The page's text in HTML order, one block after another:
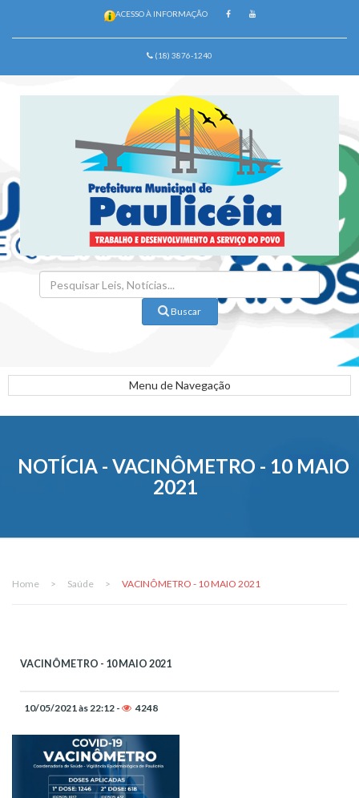
ACESSO À INFORMAÇÃO
(18) 3876-1240
Buscar
Menu de Navegação
NOTÍCIA - VACINÔMETRO - 10 MAIO
2021
Home > Saúde > VACINÔMETRO - 10 MAIO 2021
VACINÔMETRO - 10 MAIO 2021
10/05/2021 às 22:12 - 4248